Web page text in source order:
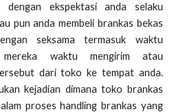
ekspektasi anda selaku
pun anda membeli brankas bekas
seksama termasuk waktu
mereka waktu mengirim atau
dari toko ke tempat anda.
kejadian dimana toko brankas
proses handling brankas yang